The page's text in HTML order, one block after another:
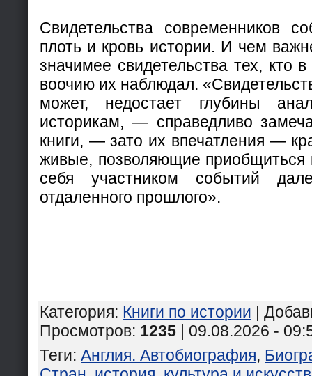
Свидетельства современников
плоть и кровь истории. И чем
значимее свидетельства тех, кто
воочию их наблюдал.
может, недостает глубины
историкам, — справедливо
книги, — зато их впечатления —
живые, позволяющие
себя участником событий
отдаленного прошлого».
Категория: Книги по истории |
Просмотров: 1235 | 09.08.2026 -
Теги: Англия. Автобиография,